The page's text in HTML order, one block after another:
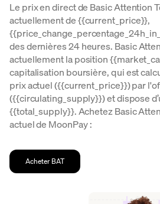
Le prix en direct de Basic Attention
actuellement de {{current_price}},
des dernières 24 heures. Basic
actuellement la position
capitalisation boursière, qui est
prix actuel ({{current_price}}) par
({{circulating_supply}}) et dispose
{{total_supply}}. Achetez Basic
actuel de MoonPay :
Acheter BAT